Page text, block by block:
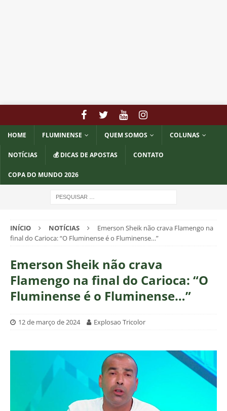
HOME FLUMINENSE QUEM SOMOS COLUNAS
NOTÍCIAS 💰 DICAS DE APOSTAS CONTATO
COPA DO MUNDO 2026
INÍCIO NOTÍCIAS
Emerson Sheik não crava Flamengo na
final do Carioca: “O Fluminense é o Fluminense…”
Emerson Sheik não crava
Flamengo na final do Carioca: “O
Fluminense é o Fluminense…”
12 de março de 2024 Explosao Tricolor